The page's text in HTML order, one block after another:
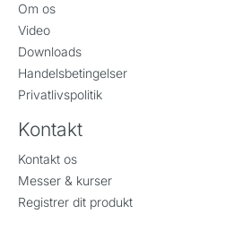
Om os
Video
Downloads
Handelsbetingelser
Privatlivspolitik
Kontakt
Kontakt os
Messer & kurser
Registrer dit produkt